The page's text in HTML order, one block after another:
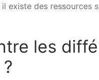
il existe des ressources
les